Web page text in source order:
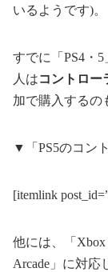
いるようです)。
すでに「PS4・
人はコントロー
加で購入するの
▼「PS5のコン
[itemlink
他には、「
Arcade」に対応